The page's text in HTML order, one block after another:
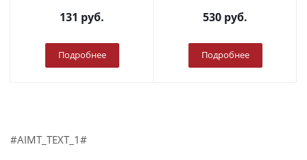
131 руб.
Подробнее
530 руб.
Подробнее
#AIMT_TEXT_1#